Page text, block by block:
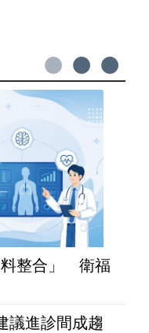
料整合」 衛福
議進診間成趨